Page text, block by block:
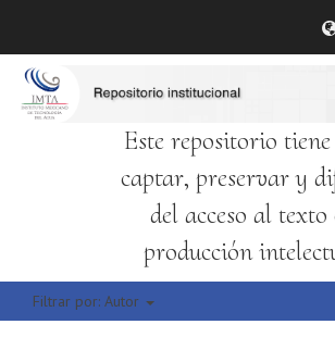
Este repositorio
captar, preservar y
del acceso al
producción
Filtrar por: Autor